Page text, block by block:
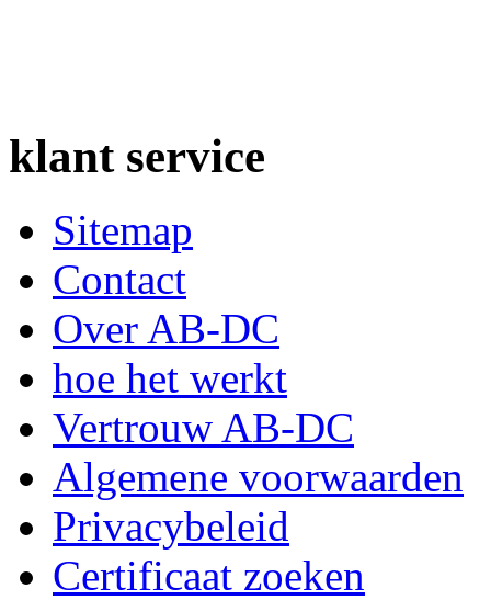
klantservice
Sitemap
Contact
Over AB-DC
hoe het werkt
Vertrouw AB-DC
Algemene voorwaarden
Privacybeleid
Certificaat zoeken